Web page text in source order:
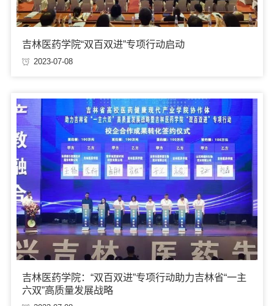
吉林医药学院“双百双进”专项行动启动
2023-07-08
吉林医药学院：“双百双进”专项行动助力吉林省“一主
六双”高质量发展战略